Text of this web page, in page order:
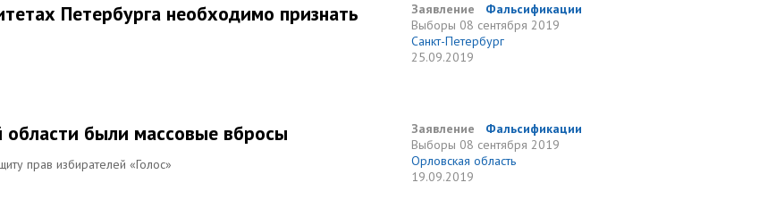
Петербурга необходимо признать
Заявление
Фальсификации
Выборы 08 сентября 2019
Санкт-Петербург
25.09.2019
были массовые вбросы
прав избирателей «Голос»
Заявление
Фальсификации
Выборы 08 сентября 2019
Орловская область
19.09.2019